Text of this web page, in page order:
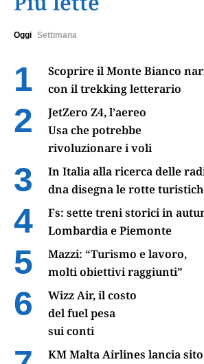
Oggi Settimana
Scoprire il Monte Bianco
con il trekking letterario
JetZero Z4, l’aereo
Usa che potrebbe
rivoluzionare i voli
In Italia alla ricerca delle
dna disegna le rotte
Fs: sette treni storici in
Lombardia e Piemonte
Mazzi: “Turismo e lavoro,
molti obiettivi raggiunti”
Wizz Air, il costo
del fuel pesa
sui conti
KM Malta Airlines lancia